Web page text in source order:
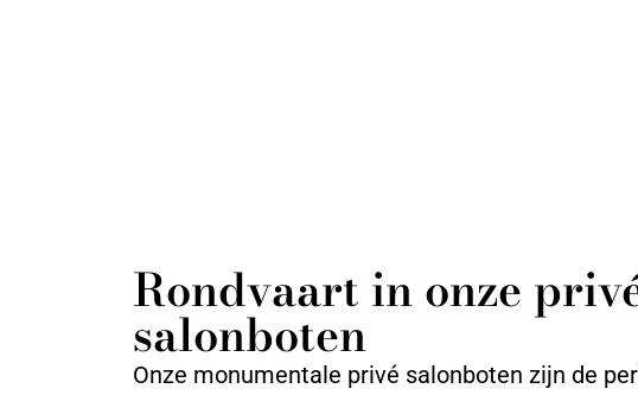
Rondvaart in onze
salonboten
Onze monumentale privé salonboten zijn de